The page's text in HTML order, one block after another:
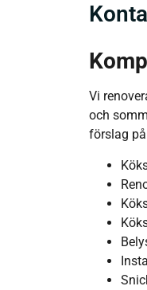
Vi
och
förslag